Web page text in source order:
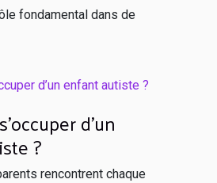
fondamental dans de
d’un
?
rencontrent chaque